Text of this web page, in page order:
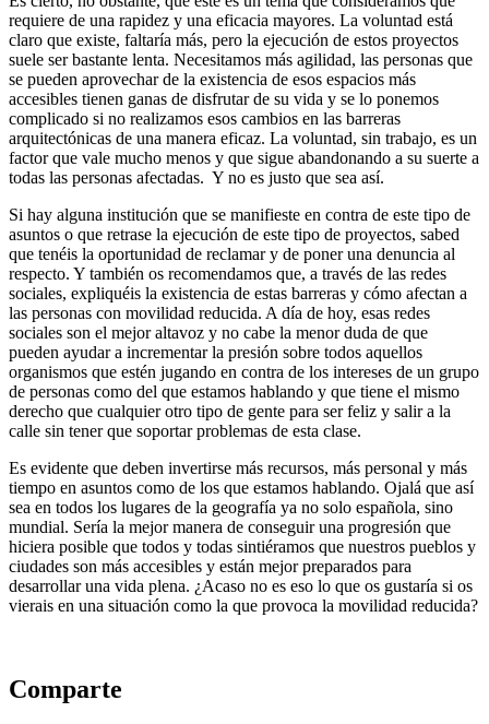
requiere de una rapidez y una eficacia mayores. La voluntad está
claro que existe, faltaría más, pero la ejecución de estos proyectos
suele ser bastante lenta. Necesitamos más agilidad, las personas que
se pueden aprovechar de la existencia de esos espacios más
accesibles tienen ganas de disfrutar de su vida y se lo ponemos
complicado si no realizamos esos cambios en las barreras
arquitectónicas de una manera eficaz. La voluntad, sin trabajo, es un
factor que vale mucho menos y que sigue abandonando a su suerte a
todas las personas afectadas. Y no es justo que sea así.
Si hay alguna institución que se manifieste en contra de este tipo de
asuntos o que retrase la ejecución de este tipo de proyectos, sabed
que tenéis la oportunidad de reclamar y de poner una denuncia al
respecto. Y también os recomendamos que, a través de las redes
sociales, expliquéis la existencia de estas barreras y cómo afectan a
las personas con movilidad reducida. A día de hoy, esas redes
sociales son el mejor altavoz y no cabe la menor duda de que
pueden ayudar a incrementar la presión sobre todos aquellos
organismos que estén jugando en contra de los intereses de un grupo
de personas como del que estamos hablando y que tiene el mismo
derecho que cualquier otro tipo de gente para ser feliz y salir a la
calle sin tener que soportar problemas de esta clase.
Es evidente que deben invertirse más recursos, más personal y más
tiempo en asuntos como de los que estamos hablando. Ojalá que así
sea en todos los lugares de la geografía ya no solo española, sino
mundial. Sería la mejor manera de conseguir una progresión que
hiciera posible que todos y todas sintiéramos que nuestros pueblos y
ciudades son más accesibles y están mejor preparados para
desarrollar una vida plena. ¿Acaso no es eso lo que os gustaría si os
vierais en una situación como la que provoca la movilidad reducida?
Comparte